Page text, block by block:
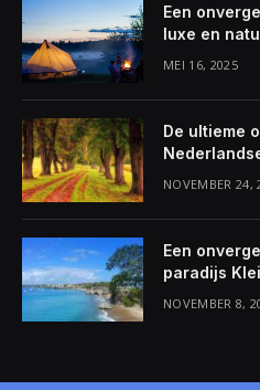
Een
luxe en
MEI 16, 2025
De ultieme
NOVEMBER 24,
Een
paradijs
NOVEMBER 8,